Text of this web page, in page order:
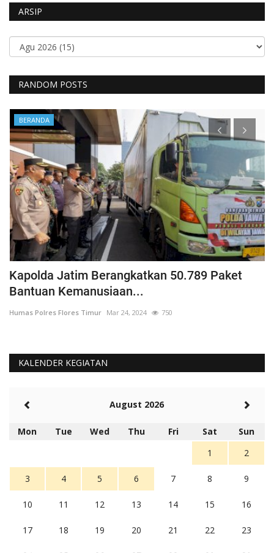
ARSIP
RANDOM POSTS
BERANDA
Kapolda Jatim Berangkatkan 50.789 Paket
Bantuan Kemanusiaan...
Humas Polres Flores Timur Mar 24, 2024 750
KALENDER KEGIATAN
August 2026
Mon Tue Wed Thu Fri Sat
Sun
1
2
3 4 5 6 7 8 9
10 11 12 13 14 15 16
17 18 19 20 21 22 23